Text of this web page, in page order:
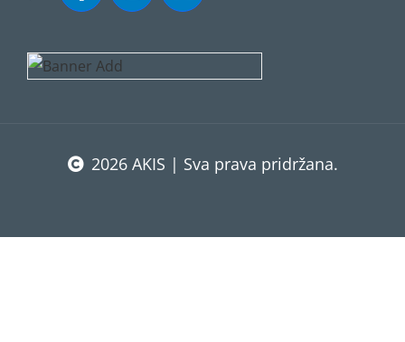
2026 AKIS | Sva prava pridržana.